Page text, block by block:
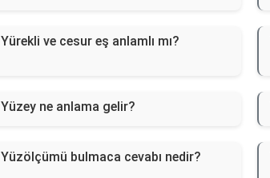
Yürekli ve cesur eş anlamlı mı?
Yüzey ne anlama gelir?
Yüzölçümü bulmaca cevabı nedir?